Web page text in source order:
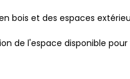
bois et des espaces
de l'espace disponible